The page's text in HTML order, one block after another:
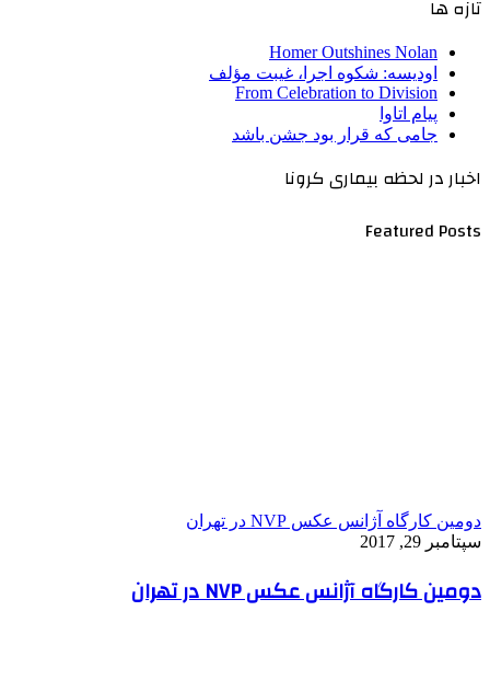
تازه ها
Homer Outshines Nolan
اودیسه: شکوه اجرا، غیبت مؤلف
From Celebration to Division
پیام اتاوا
جامی که قرار بود جشن باشد
اخبار در لحظه بیماری کرونا
Featured Posts
دومین کارگاه آژانس عکس NVP در تهران
سپتامبر 29, 2017
دومین کارگاه آژانس عکس NVP در تهران